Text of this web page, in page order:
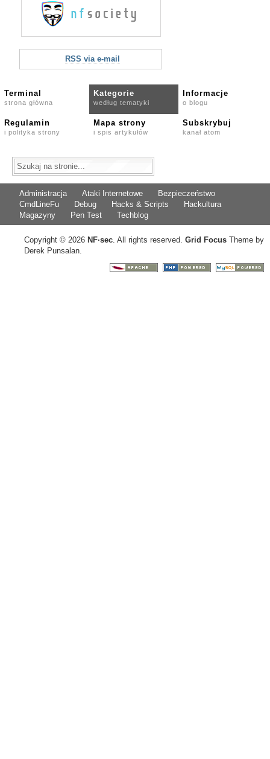
RSS via e-mail
Terminal
strona główna
Kategorie
według tematyki
Informacje
o blogu
Regulamin
i polityka strony
Mapa strony
i spis artykułów
Subskrybuj
kanał atom
Administracja Ataki Internetowe
Bezpieczeństwo
CmdLineFu
Debug Hacks & Scripts
Hackultura
Magazyny
Pen Test Techblog
Copyright © 2026 NF·sec. All rights reserved. Grid Focus Theme by
Derek Punsalan.